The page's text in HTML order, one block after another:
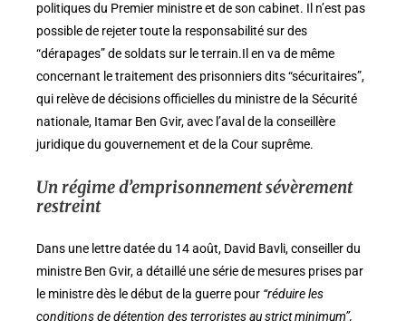
politiques du Premier ministre et de son cabinet. Il n’est pas
possible de rejeter toute la responsabilité sur des
“dérapages” de soldats sur le terrain.Il en va de même
concernant le traitement des prisonniers dits “sécuritaires”,
qui relève de décisions officielles du ministre de la Sécurité
nationale, Itamar Ben Gvir, avec l’aval de la conseillère
juridique du gouvernement et de la Cour suprême.
Un régime d’emprisonnement sévèrement
restreint
Dans une lettre datée du 14 août, David Bavli, conseiller du
ministre Ben Gvir, a détaillé une série de mesures prises par
le ministre dès le début de la guerre pour “réduire les
conditions de détention des terroristes au strict minimum”,